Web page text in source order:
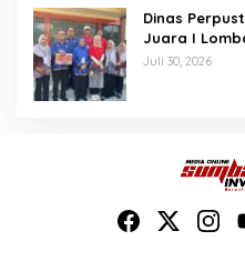
Dinas
Juara I
Lamang Golek
Juli 30, 2026